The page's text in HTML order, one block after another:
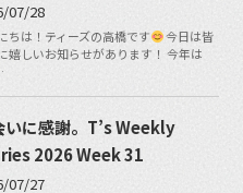
07/28
ちは！ティーズの高橋です
今日は皆
嬉しいお知らせがあります！ 今年は
いに感謝。T’s Weekly
2026 Week 31
07/27